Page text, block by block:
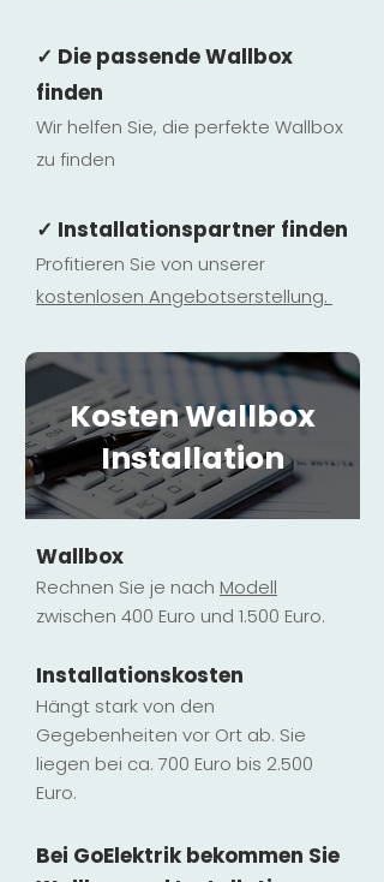
✓ Die passende Wallbox
finden
Wir helfen Sie, die perfekte Wallbox
zu finden
✓ Installationspartner finden
Profitieren Sie von unserer
kostenlosen Angebotserstellung.
Kosten Wallbox
Installation
Wallbox
Rechnen Sie je nach Modell
zwischen 400 Euro und 1.500 Euro.
Installationskosten
Hängt stark von den
Gegebenheiten vor Ort ab. Sie
liegen bei ca. 700 Euro bis 2.500
Euro.
Bei GoElektrik bekommen Sie